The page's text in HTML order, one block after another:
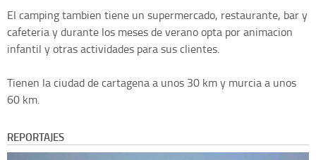
El camping tambien tiene un supermercado, restaurante, bar y
cafeteria y durante los meses de verano opta por animacion
infantil y otras actividades para sus clientes.
Tienen la ciudad de cartagena a unos 30 km y murcia a unos
60 km.
REPORTAJES